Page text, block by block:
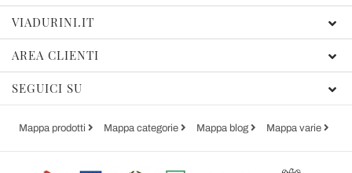
VIADURINI.IT
AREA CLIENTI
SEGUICI SU
Mappa prodotti Mappa categorie Mappa blog Mappa varie